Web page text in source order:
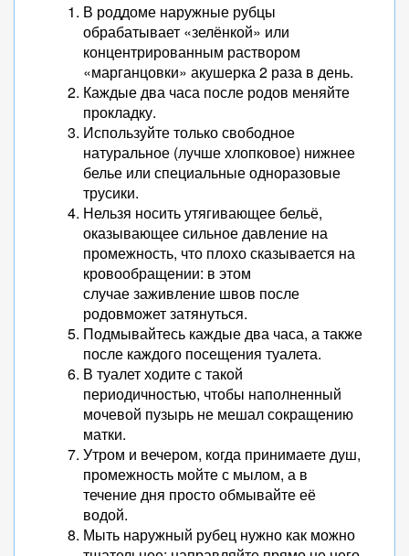
В роддоме наружные рубцы
обрабатывает «зелёнкой» или
концентрированным раствором
«марганцовки» акушерка 2 раза в день.
Каждые два часа после родов меняйте
прокладку.
Используйте только свободное
натуральное (лучше хлопковое) нижнее
белье или специальные одноразовые
трусики.
Нельзя носить утягивающее бельё,
оказывающее сильное давление на
промежность, что плохо сказывается на
кровообращении: в этом
случае заживление швов после
родовможет затянуться.
Подмывайтесь каждые два часа, а также
после каждого посещения туалета.
В туалет ходите с такой
периодичностью, чтобы наполненный
мочевой пузырь не мешал сокращению
матки.
Утром и вечером, когда принимаете душ,
промежность мойте с мылом, а в
течение дня просто обмывайте её
водой.
Мыть наружный рубец нужно как можно